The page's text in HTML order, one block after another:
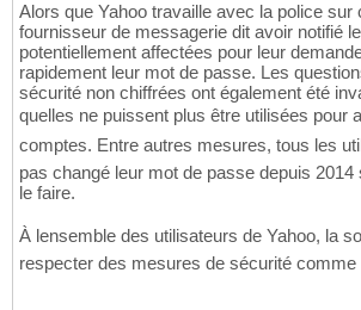
Alors que Yahoo travaille avec la police sur
fournisseur de messagerie dit avoir notifié
potentiellement affectées pour leur
rapidement leur mot de passe. Les
sécurité non chiffrées ont également été
quelles ne puissent plus être utilisées pour
comptes. Entre autres mesures, tous les
pas changé leur mot de passe depuis
le faire.
À lensemble des utilisateurs de Yahoo, la
respecter des mesures de sécurité comme